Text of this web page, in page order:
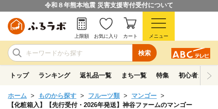
令和８年熊本地震 災害支援寄付受付について
検索
上限額 お気に入り カート メニュー
トップ ランキング 返礼品一覧 まち一覧 特集 初心者ガイド
ホーム ものから探す フルーツ類
マンゴー
【化粧箱入】【先行受付・2026年発送】神谷ファームのマンゴー